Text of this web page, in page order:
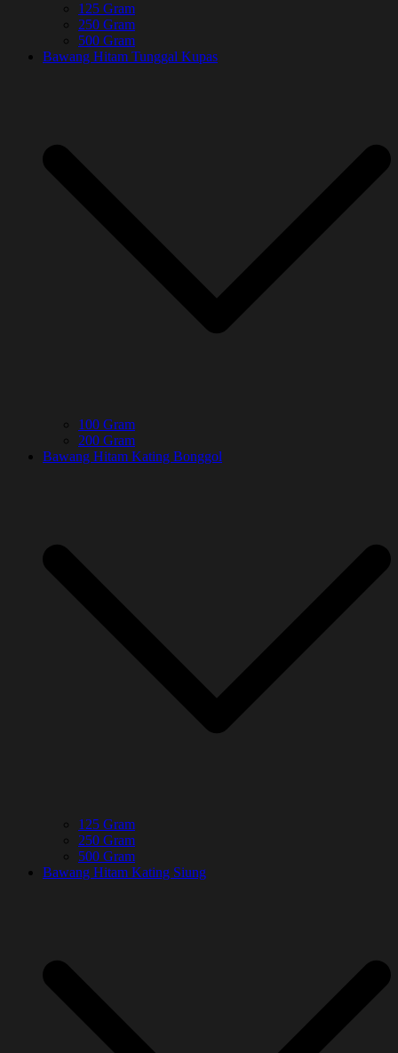
125 Gram
250 Gram
500 Gram
Bawang Hitam Tunggal Kupas
100 Gram
200 Gram
Bawang Hitam Kating Bonggol
125 Gram
250 Gram
500 Gram
Bawang Hitam Kating Siung